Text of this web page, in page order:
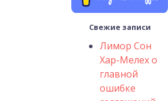
Свежие записи
Лимор Сон
Хар-Мелех о
главной
ошибке